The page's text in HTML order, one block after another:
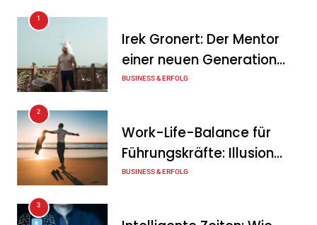
1
Irek Gronert: Der Mentor
einer neuen Generation
von Unternehmern
BUSINESS & ERFOLG
2
Work-Life-Balance für
Führungskräfte: Illusion
oder echte Chance?
BUSINESS & ERFOLG
3